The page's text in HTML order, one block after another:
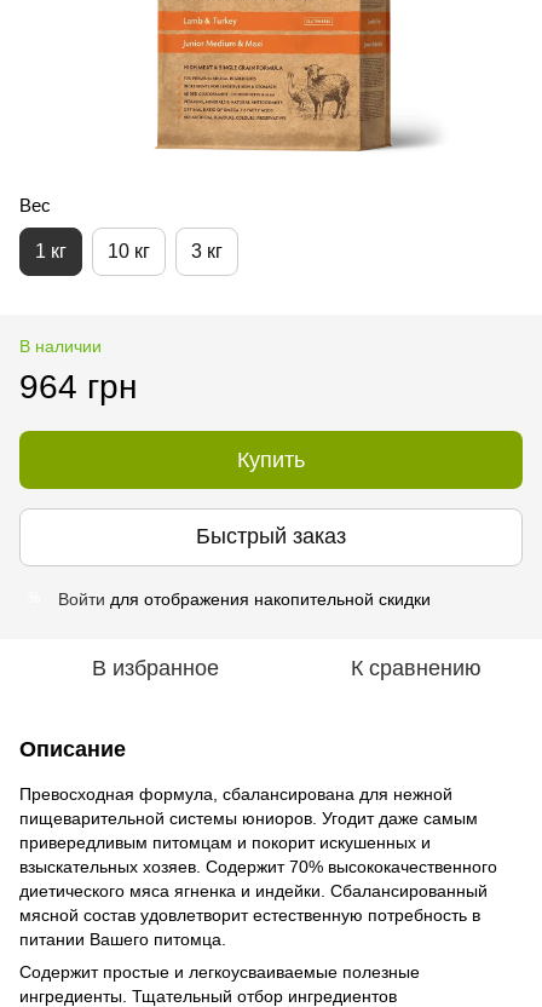
Вес
1 кг 10 кг 3 кг
В наличии
964 грн
Купить
Быстрый заказ
Войти для отображения накопительной скидки
В избранное К сравнению
Описание
Превосходная формула, сбалансирована для нежной
пищеварительной системы юниоров. Угодит даже самым
привередливым питомцам и покорит искушенных и
взыскательных хозяев. Содержит 70% высококачественного
диетического мяса ягненка и индейки. Сбалансированный
мясной состав удовлетворит естественную потребность в
питании Вашего питомца.
Содержит простые и легкоусваиваемые полезные
ингредиенты. Тщательный отбор ингредиентов